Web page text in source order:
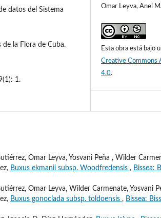
datos del Sistema
de la Flora de Cuba.
1.
Omar Leyva, Anel
Esta obra está bajo
Creative Commons
4.0.
Omar Leyva, Yosvani Peña , Wilder
Buxus ekmanii subsp. Woodfredensis , Bissea:
Omar Leyva, Wilder Carmenate, Yosvani
Buxus gonoclada subsp. toldoensis , Bissea: